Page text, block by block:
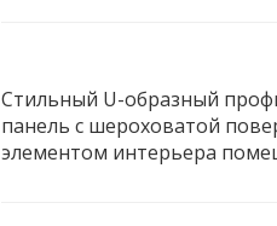
Стильный U-образный
панель с шероховатой
элементом интерьера